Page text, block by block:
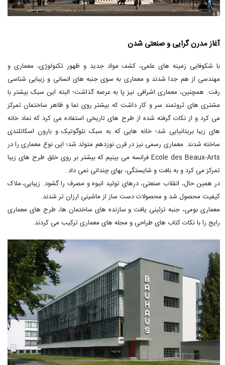
آغاز مدرن گرایی و صنعتی شدن
با شکوفایی زمینه های علمی، کشف مواد جدید و ظهور تکنولوژی، معماری و
مهندسی از هم جدا شدند و معماری به سوی جنبه های انسانی و زیبایی شناسی
رفت. همچنین، معماری اشرافی نیز پا به عرصه گذاشت؛ البته این سبک بیشتر با
مشتری های ثروتمند سر و کار داشت که بیشتر روی نما و ظاهر ساختمان تمرکز
می کرد و از نکات گرفته شده از طرح های تاریخی استفاده می کرد که نماد خانه
های زیبا بریتانیایی شد؛ خانه هایی که به سبک نئوگوتیک و بارون اسکاتلندی
ساخته شدند. معماری رسمی نیز در قرن نوزدهم متولد شد؛ این نوع معماری را در
Ecole des Beaux-Arts فرانسه می بینیم که بیشتر بر روی خلق طرح های زیبا
تمرکز می کرد و به بافت و شایستگی، بهای چندانی نمی داد.
در همین حال، انقلاب صنعتی، درهای تولید انبوه و مصرف را گشود. زیبایی، ملاک
کیفیت محصول شد و محصولات دست ساز از ماشینی ارزان تر شدند.
معماری بومی، جنبه تزئینی یافت و سازنده های ساختمان ها، طرح های معماری
رایج را با نکات کتاب های طراحی و مجله های معماری ترکیب می کردند.